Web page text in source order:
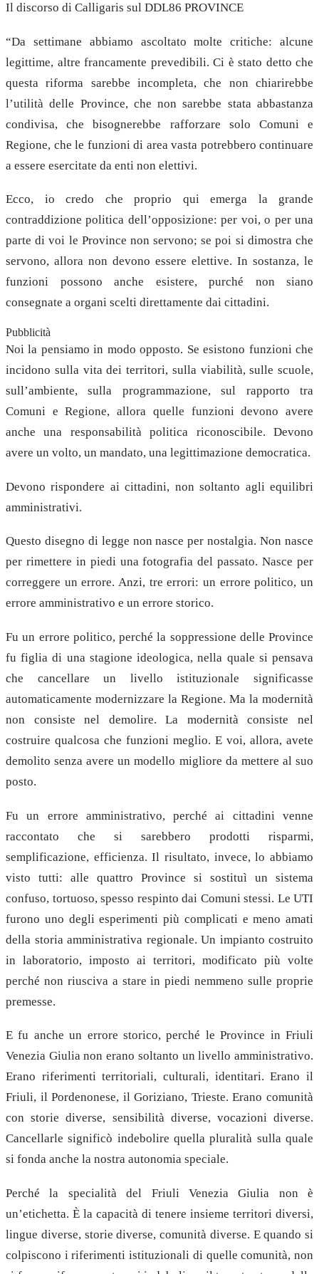
Il discorso di Calligaris sul DDL86 PROVINCE
“Da settimane abbiamo ascoltato molte critiche: alcune
legittime, altre francamente prevedibili. Ci è stato detto che
questa riforma sarebbe incompleta, che non chiarirebbe
l’utilità delle Province, che non sarebbe stata abbastanza
condivisa, che bisognerebbe rafforzare solo Comuni e
Regione, che le funzioni di area vasta potrebbero continuare
a essere esercitate da enti non elettivi.
Ecco, io credo che proprio qui emerga la grande
contraddizione politica dell’opposizione: per voi, o per una
parte di voi le Province non servono; se poi si dimostra che
servono, allora non devono essere elettive. In sostanza, le
funzioni possono anche esistere, purché non siano
consegnate a organi scelti direttamente dai cittadini.
Pubblicità
Noi la pensiamo in modo opposto. Se esistono funzioni che
incidono sulla vita dei territori, sulla viabilità, sulle scuole,
sull’ambiente, sulla programmazione, sul rapporto tra
Comuni e Regione, allora quelle funzioni devono avere
anche una responsabilità politica riconoscibile. Devono
avere un volto, un mandato, una legittimazione democratica.
Devono rispondere ai cittadini, non soltanto agli equilibri
amministrativi.
Questo disegno di legge non nasce per nostalgia. Non nasce
per rimettere in piedi una fotografia del passato. Nasce per
correggere un errore. Anzi, tre errori: un errore politico, un
errore amministrativo e un errore storico.
Fu un errore politico, perché la soppressione delle Province
fu figlia di una stagione ideologica, nella quale si pensava
che cancellare un livello istituzionale significasse
automaticamente modernizzare la Regione. Ma la modernità
non consiste nel demolire. La modernità consiste nel
costruire qualcosa che funzioni meglio. E voi, allora, avete
demolito senza avere un modello migliore da mettere al suo
posto.
Fu un errore amministrativo, perché ai cittadini venne
raccontato che si sarebbero prodotti risparmi,
semplificazione, efficienza. Il risultato, invece, lo abbiamo
visto tutti: alle quattro Province si sostituì un sistema
confuso, tortuoso, spesso respinto dai Comuni stessi. Le UTI
furono uno degli esperimenti più complicati e meno amati
della storia amministrativa regionale. Un impianto costruito
in laboratorio, imposto ai territori, modificato più volte
perché non riusciva a stare in piedi nemmeno sulle proprie
premesse.
E fu anche un errore storico, perché le Province in Friuli
Venezia Giulia non erano soltanto un livello amministrativo.
Erano riferimenti territoriali, culturali, identitari. Erano il
Friuli, il Pordenonese, il Goriziano, Trieste. Erano comunità
con storie diverse, sensibilità diverse, vocazioni diverse.
Cancellarle significò indebolire quella pluralità sulla quale
si fonda anche la nostra autonomia speciale.
Perché la specialità del Friuli Venezia Giulia non è
un’etichetta. È la capacità di tenere insieme territori diversi,
lingue diverse, storie diverse, comunità diverse. E quando si
colpiscono i riferimenti istituzionali di quelle comunità, non